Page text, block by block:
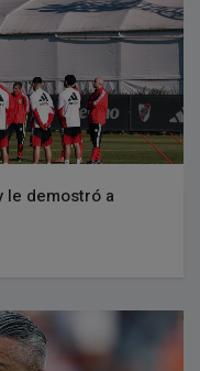
le demostró a